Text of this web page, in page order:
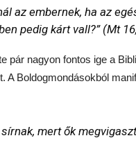
az embernek, ha az
pedig kárt vall?” (Mt
pár nagyon fontos ige a
A Boldogmondásokból
mert ők